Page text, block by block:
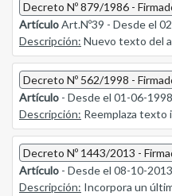
Decreto Nº 879/1986 -
ArtículoArt.Nº39 - Desde el
Descripción: Nuevo texto del
Decreto Nº 562/1998 -
Artículo - Desde el 01-06-1998
Descripción: Reemplaza texto
Decreto Nº 1443/2013 -
Artículo - Desde el 08-10-2013
Descripción: Incorpora un